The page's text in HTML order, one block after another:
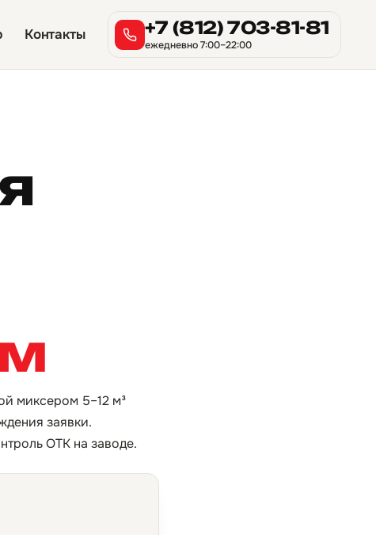
Контакты +7 (812) 703-81-81
ежедневно 7:00–22:00
миксером 5–12 м³
заявки.
ОТК на заводе.